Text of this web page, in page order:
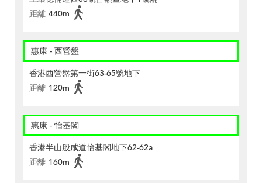
距離 440m
惠康 - 西營盤
香港西營盤第一街63-65號地下
距離 120m
惠康 - 怡基閣
香港半山般咸道怡基閣地下62-62a
距離 160m